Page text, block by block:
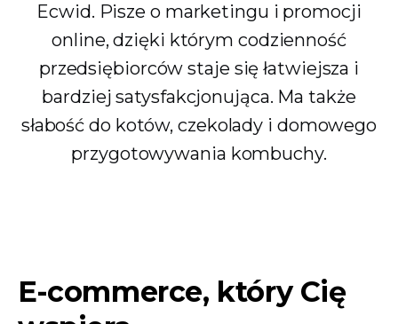
Ecwid. Pisze o marketingu i promocji
online, dzięki którym codzienność
przedsiębiorców staje się łatwiejsza i
bardziej satysfakcjonująca. Ma także
słabość do kotów, czekolady i domowego
przygotowywania kombuchy.
E-commerce, który Cię